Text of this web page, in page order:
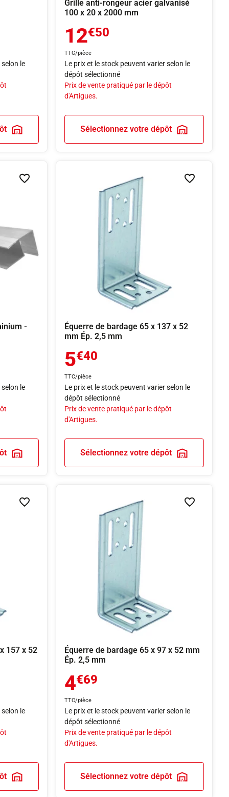
le
Grille anti-rongeur acier galvanisé
100 x 20 x 2000 mm
12€50
TTC/pièce
Le prix et le stock peuvent varier selon le
dépôt sélectionné
Prix de vente pratiqué par le dépôt
d'Artigues.
Sélectionnez votre dépôt
Ajouter à la liste de souhaits
-
le
Ajouter à la
Équerre de bardage 65 x 137 x 52
mm Ép. 2,5 mm
5€40
TTC/pièce
Le prix et le stock peuvent varier selon le
dépôt sélectionné
Prix de vente pratiqué par le dépôt
d'Artigues.
Sélectionnez votre dépôt
Ajouter à la liste de souhaits
157 x 52
le
Ajouter à la
Équerre de bardage 65 x 97 x 52 mm
Ép. 2,5 mm
4€69
TTC/pièce
Le prix et le stock peuvent varier selon le
dépôt sélectionné
Prix de vente pratiqué par le dépôt
d'Artigues.
Sélectionnez votre dépôt